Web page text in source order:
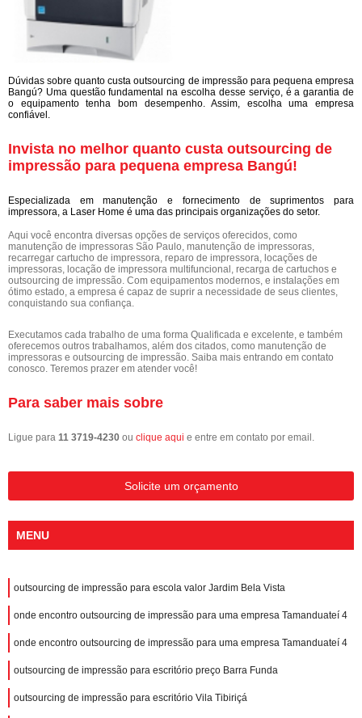
Dúvidas sobre quanto custa outsourcing de impressão para pequena empresa
Bangú? Uma questão fundamental na escolha desse serviço, é a garantia de
o equipamento tenha bom desempenho. Assim, escolha uma empresa
confiável.
Invista no melhor quanto custa outsourcing de
impressão para pequena empresa Bangú!
Especializada em manutenção e fornecimento de suprimentos para
impressora, a Laser Home é uma das principais organizações do setor.
Aqui você encontra diversas opções de serviços oferecidos, como
manutenção de impressoras São Paulo, manutenção de impressoras,
recarregar cartucho de impressora, reparo de impressora, locações de
impressoras, locação de impressora multifuncional, recarga de cartuchos e
outsourcing de impressão. Com equipamentos modernos, e instalações em
ótimo estado, a empresa é capaz de suprir a necessidade de seus clientes,
conquistando sua confiança.
Executamos cada trabalho de uma forma Qualificada e excelente, e também
oferecemos outros trabalhamos, além dos citados, como manutenção de
impressoras e outsourcing de impressão. Saiba mais entrando em contato
conosco. Teremos prazer em atender você!
Para saber mais sobre
Ligue para 11 3719-4230 ou clique aqui e entre em contato por email.
Solicite um orçamento
MENU
outsourcing de impressão para escola valor Jardim Bela Vista
onde encontro outsourcing de impressão para uma empresa Tamanduateí 4
onde encontro outsourcing de impressão para uma empresa Tamanduateí 4
outsourcing de impressão para escritório preço Barra Funda
outsourcing de impressão para escritório Vila Tibiriçá